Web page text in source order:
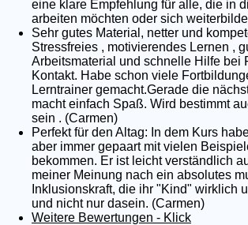
eine klare Empfehlung für alle, die in
arbeiten möchten oder sich
Sehr gutes Material, netter und
Stressfreies , motivierendes Lernen ,
Arbeitsmaterial und schnelle Hilfe bei
Kontakt. Habe schon viele
Lerntrainer gemacht.Gerade die
macht einfach Spaß. Wird bestimmt
sein . (Carmen)
Perfekt für den Altag: In dem Kurs
aber immer gepaart mit vielen
bekommen. Er ist leicht verständlich
meiner Meinung nach ein absolutes
Inklusionskraft, die ihr "Kind" wirklich
und nicht nur dasein. (Carmen)
Weitere Bewertungen - Klick